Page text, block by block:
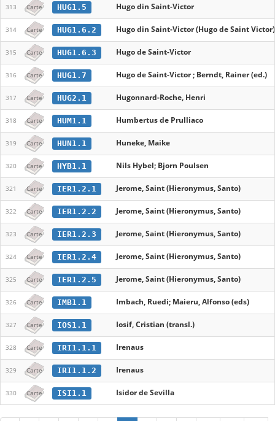
313 Carte HUG1.5 Hugo din Saint-Victor
314 Carte HUG1.6.2 Hugo din Saint-Victor (Hugo de Saint Victor)
315 Carte HUG1.6.3 Hugo de Saint-Victor
316 Carte HUG1.7 Hugo de Saint-Victor ; Berndt, Rainer (ed.)
317 Carte HUG2.1 Hugonnard-Roche, Henri
318 Carte HUM1.1 Humbertus de Prulliaco
319 Carte HUN1.1 Huneke, Maike
320 Carte HYB1.1 Nils Hybel; Bjorn Poulsen
321 Carte IER1.2.1 Jerome, Saint (Hieronymus, Santo)
322 Carte IER1.2.2 Jerome, Saint (Hieronymus, Santo)
323 Carte IER1.2.3 Jerome, Saint (Hieronymus, Santo)
324 Carte IER1.2.4 Jerome, Saint (Hieronymus, Santo)
325 Carte IER1.2.5 Jerome, Saint (Hieronymus, Santo)
326 Carte IMB1.1 Imbach, Ruedi; Maieru, Alfonso (eds)
327 Carte IOS1.1 Iosif, Cristian (transl.)
328 Carte IRI1.1.1 Irenaus
329 Carte IRI1.1.2 Irenaus
330 Carte ISI1.1 Isidor de Sevilla